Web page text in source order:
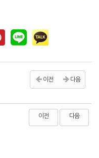
이전 다음
이전 다음